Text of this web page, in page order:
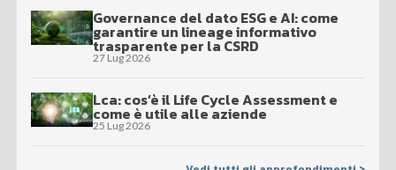
Governance del dato ESG e AI: come
garantire un lineage informativo
trasparente per la CSRD
27 Lug 2026
Lca: cos’è il Life Cycle Assessment e
come è utile alle aziende
25 Lug 2026